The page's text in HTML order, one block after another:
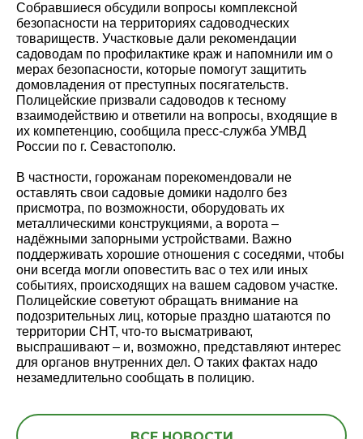
Собравшиеся обсудили вопросы комплексной
безопасности на территориях садоводческих
товариществ. Участковые дали рекомендации
садоводам по профилактике краж и напомнили им о
мерах безопасности, которые помогут защитить
домовладения от преступных посягательств.
Полицейские призвали садоводов к тесному
взаимодействию и ответили на вопросы, входящие в
их компетенцию, сообщила пресс-служба УМВД
России по г. Севастополю.
В частности, горожанам порекомендовали не
оставлять свои садовые домики надолго без
присмотра, по возможности, оборудовать их
металлическими конструкциями, а ворота –
надёжными запорными устройствами. Важно
поддерживать хорошие отношения с соседями, чтобы
они всегда могли оповестить вас о тех или иных
событиях, происходящих на вашем садовом участке.
Полицейские советуют обращать внимание на
подозрительных лиц, которые праздно шатаются по
территории СНТ, что-то высматривают,
выспрашивают – и, возможно, представляют интерес
для органов внутренних дел. О таких фактах надо
незамедлительно сообщать в полицию.